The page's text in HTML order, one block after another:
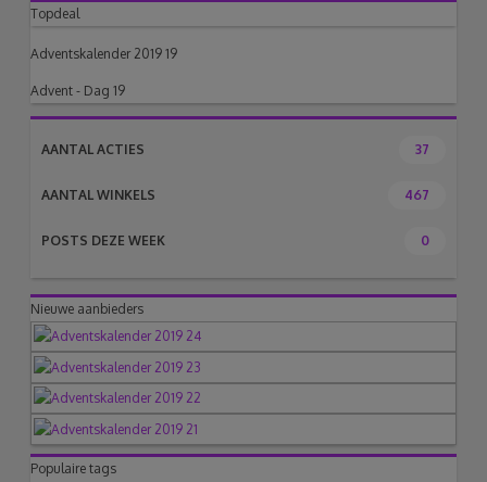
Topdeal
Adventskalender 2019 19
Advent - Dag 19
AANTAL ACTIES 37
AANTAL WINKELS 467
POSTS DEZE WEEK 0
Nieuwe aanbieders
Populaire tags